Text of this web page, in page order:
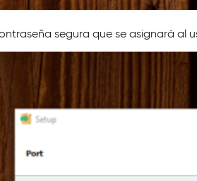
segura que se asignará al